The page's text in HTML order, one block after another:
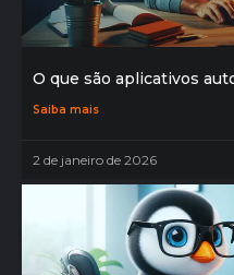
O que são aplicativos
Saiba mais
2 de janeiro de 2026